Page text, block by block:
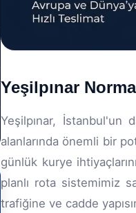
Yeşilpınar
Yeşilpınar,
alanlarında önemli bir
günlük kurye
planlı rota sistemimiz
trafiğine ve cadde